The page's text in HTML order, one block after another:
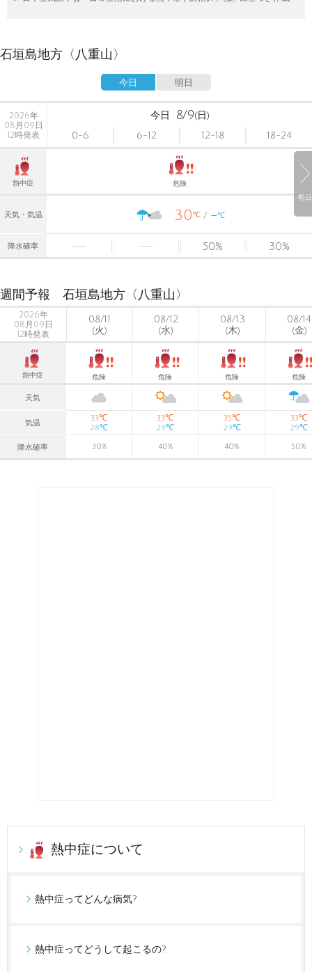
石垣島地方〈八重山〉
今日 明日
明日
2026年
08月09日
12時発表
今日 8/9(日)
0-6
6-12 12-18 18-24
熱中症 危険
天気・気温 30℃ -℃
降水確率 50% 30%
週間予報 石垣島地方〈八重山〉
2026年
08月09日
12時発表
08/11
(火)
08/12
(水)
08/13
(木)
08/14
(金)
熱中症 危険 危険 危険 危険
天気
気温
33℃
28℃
33℃
29℃
35℃
29℃
33℃
29℃
降水確率 30% 40% 40% 50%
熱中症について
熱中症ってどんな病気?
熱中症ってどうして起こるの?